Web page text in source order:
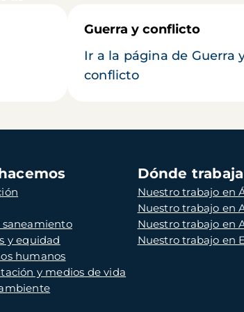
Guerra y conflicto
Ir a la página de Guerra
conflicto
saneamiento
y equidad
humanos
y medios de vida
Dónde
Nuestro trabajo en
Nuestro trabajo en
Nuestro trabajo en
Nuestro trabajo en